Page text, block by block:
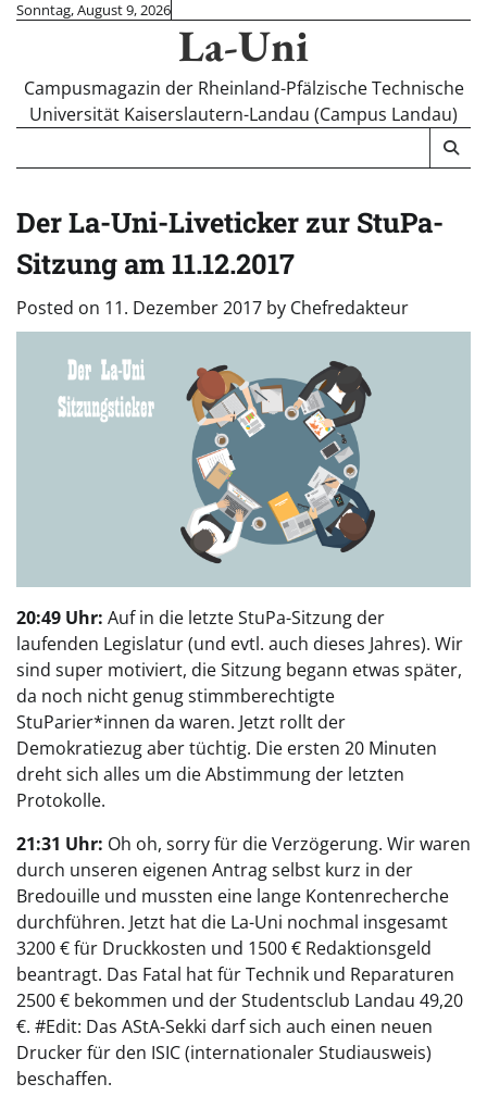
SkipSonntag, August 9, 2026
La-Uni
Campusmagazin der Rheinland-Pfälzische Technische
Universität Kaiserslautern-Landau (Campus Landau)
Der La-Uni-Liveticker zur StuPa-
Sitzung am 11.12.2017
Posted on 11. Dezember 2017 by Chefredakteur
20:49 Uhr: Auf in die letzte StuPa-Sitzung der
laufenden Legislatur (und evtl. auch dieses Jahres). Wir
sind super motiviert, die Sitzung begann etwas später,
da noch nicht genug stimmberechtigte
StuParier*innen da waren. Jetzt rollt der
Demokratiezug aber tüchtig. Die ersten 20 Minuten
dreht sich alles um die Abstimmung der letzten
Protokolle.
21:31 Uhr: Oh oh, sorry für die Verzögerung. Wir waren
durch unseren eigenen Antrag selbst kurz in der
Bredouille und mussten eine lange Kontenrecherche
durchführen. Jetzt hat die La-Uni nochmal insgesamt
3200 € für Druckkosten und 1500 € Redaktionsgeld
beantragt. Das Fatal hat für Technik und Reparaturen
2500 € bekommen und der Studentsclub Landau 49,20
€. #Edit: Das AStA-Sekki darf sich auch einen neuen
Drucker für den ISIC (internationaler Studiausweis)
beschaffen.